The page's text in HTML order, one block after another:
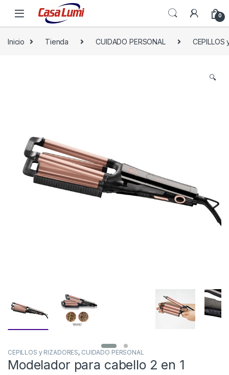
0
Inicio Tienda CUIDADO PERSONAL CEPILLOS
🔍
CEPILLOS y RIZADORES, CUIDADO PERSONAL
Modelador para cabello 2 en 1